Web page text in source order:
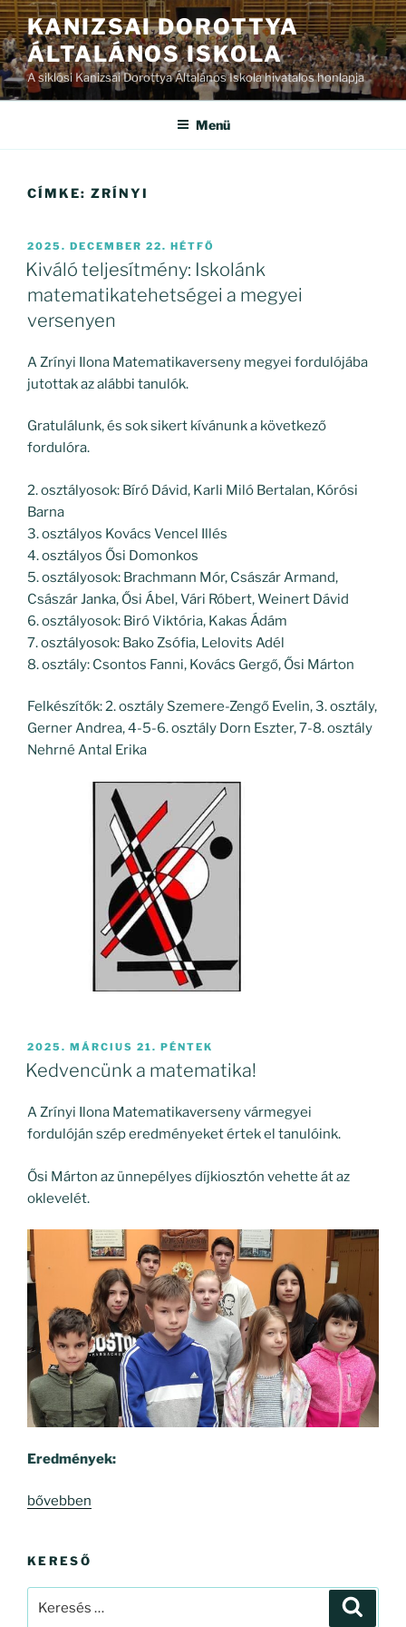
Tartalomhoz
KANIZSAI DOROTTYA
ÁLTALÁNOS ISKOLA
A siklósi Kanizsai Dorottya Általános Iskola hivatalos honlapja
Menü
CÍMKE: ZRÍNYI
BEKÜLDVE:
2025. DECEMBER 22. HÉTFŐ
Kiváló teljesítmény: Iskolánk
matematikatehetségei a megyei
versenyen
AZrínyi Ilona Matematikaverseny megyei fordulójába
jutottak az alábbi tanulók.
Gratulálunk, és sok sikert kívánunk a következő
fordulóra.
2. osztályosok: Bíró Dávid, Karli Miló Bertalan, Kórósi
Barna
3. osztályos Kovács Vencel Illés
4. osztályos Ősi Domonkos
5. osztályosok: Brachmann Mór, Császár Armand,
Császár Janka, Ősi Ábel, Vári Róbert, Weinert Dávid
6. osztályosok: Biró Viktória, Kakas Ádám
7. osztályosok: Bako Zsófia, Lelovits Adél
8. osztály: Csontos Fanni, Kovács Gergő, Ősi Márton
Felkészítők: 2. osztály Szemere-Zengő Evelin, 3. osztály,
Gerner Andrea, 4-5-6. osztály Dorn Eszter, 7-8. osztály
Nehrné Antal Erika
BEKÜLDVE:
2025. MÁRCIUS 21. PÉNTEK
Kedvencünk a matematika!
A Zrínyi Ilona Matematikaverseny vármegyei
fordulóján szép eredményeket értek el tanulóink.
Ősi Márton az ünnepélyes díjkiosztón vehette át az
oklevelét.
Eredmények:
„Kedvencünk
bővebben
KERESŐ